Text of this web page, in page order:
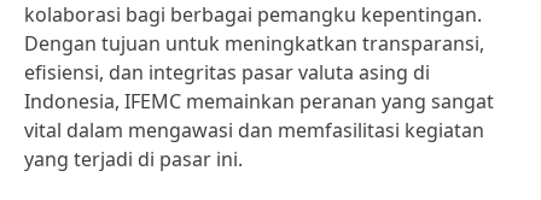
kolaborasi bagi berbagai pemangku kepentingan.
Dengan tujuan untuk meningkatkan transparansi,
efisiensi, dan integritas pasar valuta asing di
Indonesia, IFEMC memainkan peranan yang sangat
vital dalam mengawasi dan memfasilitasi kegiatan
yang terjadi di pasar ini.